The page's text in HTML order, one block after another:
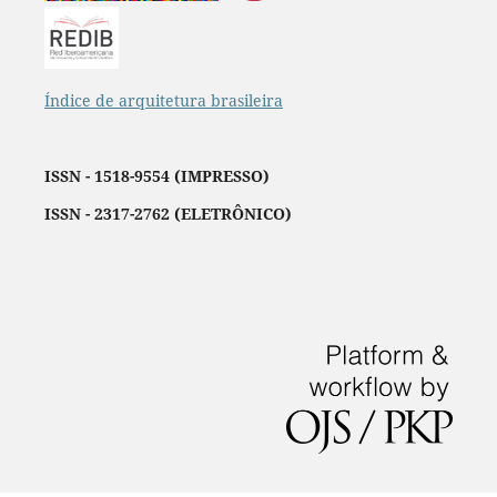
Índice de arquitetura brasileira
ISSN - 1518-9554 (IMPRESSO)
ISSN - 2317-2762 (ELETRÔNICO)